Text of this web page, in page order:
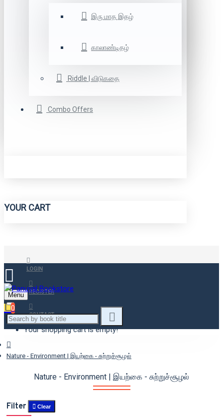
இரு மாத இதழ்
காலாண்டிதழ்
Riddle | விடுகதை
Combo Offers
YOUR CART
LOGIN
REGISTER
CONTACT
Menu
0
Your shopping cart is empty!
Nature - Environment | இயற்கை - சுற்றுச்சூழல்
Nature - Environment | இயற்கை - சுற்றுச்சூழல்
Filter Clear